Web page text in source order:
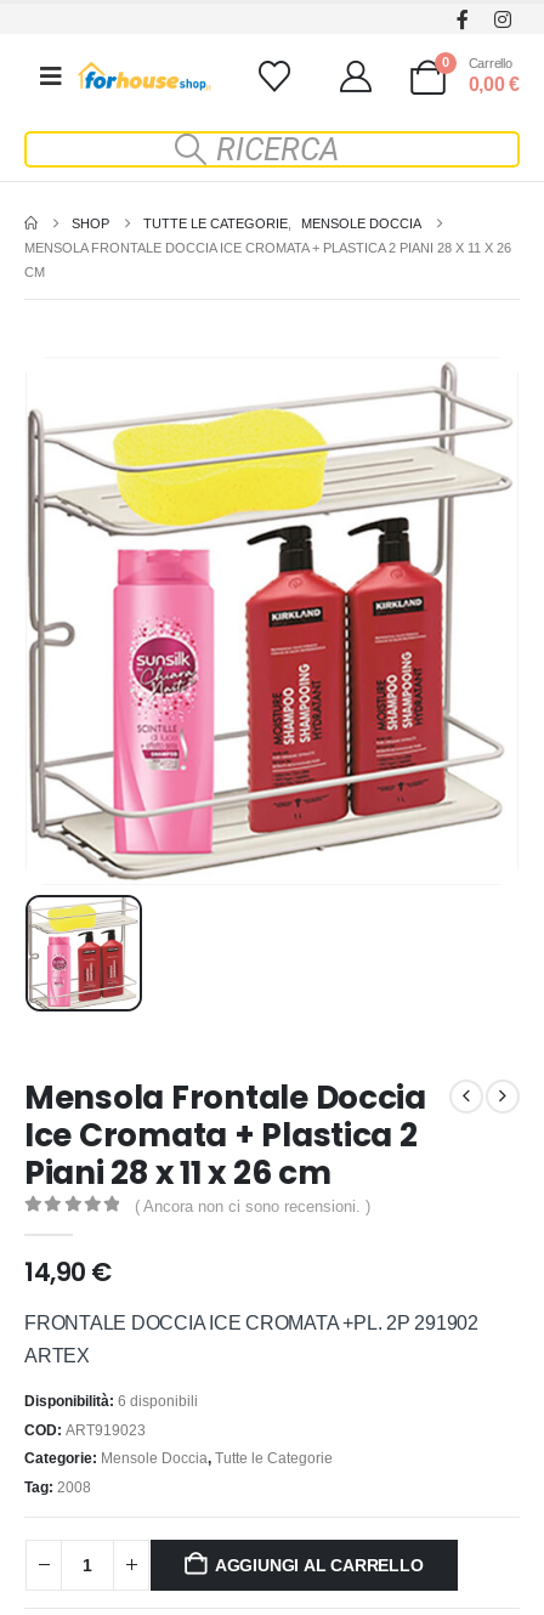
0 Carrello
0,00€
SHOP TUTTE LE CATEGORIE,
MENSOLE DOCCIA
MENSOLA FRONTALE DOCCIA ICE CROMATA + PLASTICA 2 PIANI 28 X 11 X 26
CM
Mensola Frontale Doccia
Ice Cromata + Plastica 2
Piani 28 x 11 x 26 cm
( Ancora non ci sono recensioni. )
14,90 €
FRONTALE DOCCIA ICE CROMATA +PL. 2P 291902
ARTEX
Disponibilità: 6 disponibili
COD: ART919023
Categorie: Mensole Doccia, Tutte le Categorie
Tag: 2008
AGGIUNGI AL CARRELLO